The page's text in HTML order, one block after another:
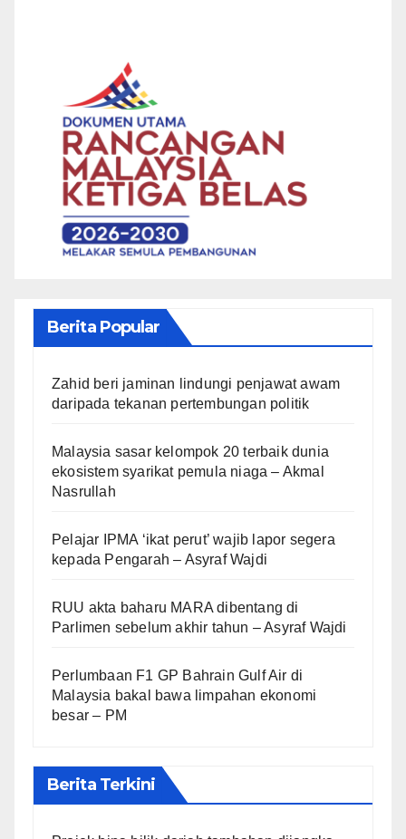
Berita Popular
Zahid beri jaminan lindungi penjawat awam
daripada tekanan pertembungan politik
Malaysia sasar kelompok 20 terbaik dunia
ekosistem syarikat pemula niaga – Akmal
Nasrullah
Pelajar IPMA ‘ikat perut’ wajib lapor segera
kepada Pengarah – Asyraf Wajdi
RUU akta baharu MARA dibentang di
Parlimen sebelum akhir tahun – Asyraf Wajdi
Perlumbaan F1 GP Bahrain Gulf Air di
Malaysia bakal bawa limpahan ekonomi
besar – PM
Berita Terkini